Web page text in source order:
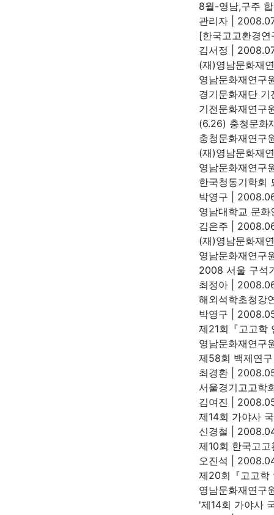
8월-영남,구주
관리자
[한국고고환경
김서정
(재)영남문화재
영남문화재연구
경기문화재단
기전문화재연구
(6.26) 충청문화
충청문화재연구
(재)영남문화재
영남문화재연구
한국청동기학회
박영구
영남대학교 문
김은주
(재)영남문화재
영남문화재연구
2008 서울 구석
최정아
해외석학초청강
박영구
제21회『고고학
영남문화재연구
제58회 백제연
최경환
서울경기고고학
김여진
제14회 가야사
신경철
제10회 한국고
오진석
제20회『고고학
영남문화재연구
'제14회 가야사